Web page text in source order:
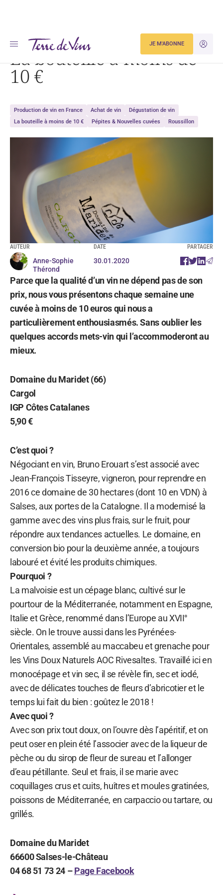
JE
JE M'ABONNE
Accueil Dégustation La bouteille à moins de 10 €
La bouteille à moins de
10 €
Production de vin en France Achat de vin
Dégustation de vin
La bouteille à moins de 10 €
Pépites & Nouvelles cuvées Roussillon
AUTEUR
Anne-Sophie
Thérond
DATE
30.01.2020
PARTAGER
Parce que la qualité d’un vin ne dépend pas de son
prix, nous vous présentons chaque semaine une
cuvée à moins de 10 euros qui nous a
particulièrement enthousiasmés. Sans oublier les
quelques accords mets-vin qui l’accommoderont au
mieux.
Domaine du Maridet (66)
Cargol
IGP Côtes Catalanes
5,90 €
C’est quoi ?
Négociant en vin, Bruno Erouart s’est associé avec
Jean-François Tisseyre, vigneron, pour reprendre en
2016 ce domaine de 30 hectares (dont 10 en VDN) à
Salses, aux portes de la Catalogne. Il a modernisé la
gamme avec des vins plus frais, sur le fruit, pour
répondre aux tendances actuelles. Le domaine, en
conversion bio pour la deuxième année, a toujours
labouré et évité les produits chimiques.
Pourquoi ?
La malvoisie est un cépage blanc, cultivé sur le
pourtour de la Méditerranée, notamment en Espagne,
Italie et Grèce, renommé dans l’Europe au XVII°
siècle. On le trouve aussi dans les Pyrénées-
Orientales, assemblé au maccabeu et grenache pour
les Vins Doux Naturels AOC Rivesaltes. Travaillé ici en
monocépage et vin sec, il se révèle fin, sec et iodé,
avec de délicates touches de fleurs d’abricotier et le
temps lui fait du bien : goûtez le 2018 !
Avec quoi ?
Avec son prix tout doux, on l’ouvre dès l’apéritif, et on
peut oser en plein été l’associer avec de la liqueur de
pèche ou du sirop de fleur de sureau et l’allonger
d’eau pétillante. Seul et frais, il se marie avec
coquillages crus et cuits, huîtres et moules gratinées,
poissons de Méditerranée, en carpaccio ou tartare, ou
grillés.
Domaine du Maridet
66600 Salses-le-Château
04 68 51 73 24 –Page Facebook